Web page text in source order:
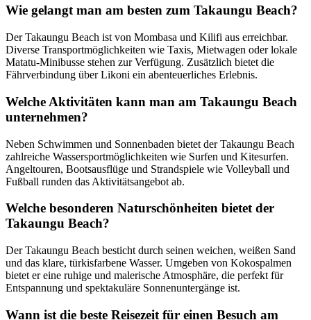
Wie gelangt man am besten zum Takaungu Beach?
Der Takaungu Beach ist von Mombasa und Kilifi aus erreichbar.
Diverse Transportmöglichkeiten wie Taxis, Mietwagen oder lokale
Matatu-Minibusse stehen zur Verfügung. Zusätzlich bietet die
Fährverbindung über Likoni ein abenteuerliches Erlebnis.
Welche Aktivitäten kann man am Takaungu Beach
unternehmen?
Neben Schwimmen und Sonnenbaden bietet der Takaungu Beach
zahlreiche Wassersportmöglichkeiten wie Surfen und Kitesurfen.
Angeltouren, Bootsausflüge und Strandspiele wie Volleyball und
Fußball runden das Aktivitätsangebot ab.
Welche besonderen Naturschönheiten bietet der
Takaungu Beach?
Der Takaungu Beach besticht durch seinen weichen, weißen Sand
und das klare, türkisfarbene Wasser. Umgeben von Kokospalmen
bietet er eine ruhige und malerische Atmosphäre, die perfekt für
Entspannung und spektakuläre Sonnenuntergänge ist.
Wann ist die beste Reisezeit für einen Besuch am